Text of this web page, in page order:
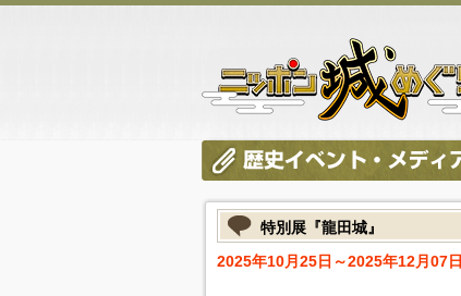
特別展『龍田城』
2025年10月25日～2025年12月07日